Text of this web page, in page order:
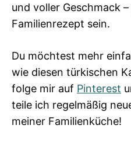
und voller Geschmack
Familienrezept sein.
Du möchtest mehr
wie diesen türkischen
folge mir auf Pinterest
teile ich regelmäßig
meiner Familienküche!